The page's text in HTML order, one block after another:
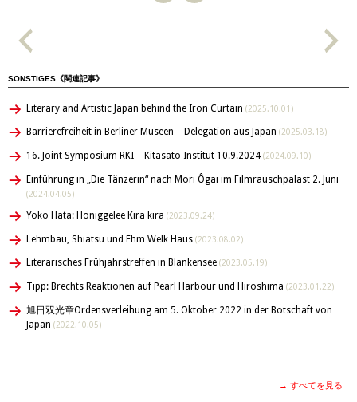
SONSTIGES《関連記事》
Literary and Artistic Japan behind the Iron Curtain (2025.10.01)
Barrierefreiheit in Berliner Museen – Delegation aus Japan (2025.03.18)
16. Joint Symposium RKI – Kitasato Institut 10.9.2024 (2024.09.10)
Einführung in „Die Tänzerin“ nach Mori Ôgai im Filmrauschpalast 2. Juni
(2024.04.05)
Yoko Hata: Honiggelee Kira kira (2023.09.24)
Lehmbau, Shiatsu und Ehm Welk Haus (2023.08.02)
Literarisches Frühjahrstreffen in Blankensee (2023.05.19)
Tipp: Brechts Reaktionen auf Pearl Harbour und Hiroshima (2023.01.22)
旭日双光章Ordensverleihung am 5. Oktober 2022 in der Botschaft von
Japan (2022.10.05)
→ すべてを見る